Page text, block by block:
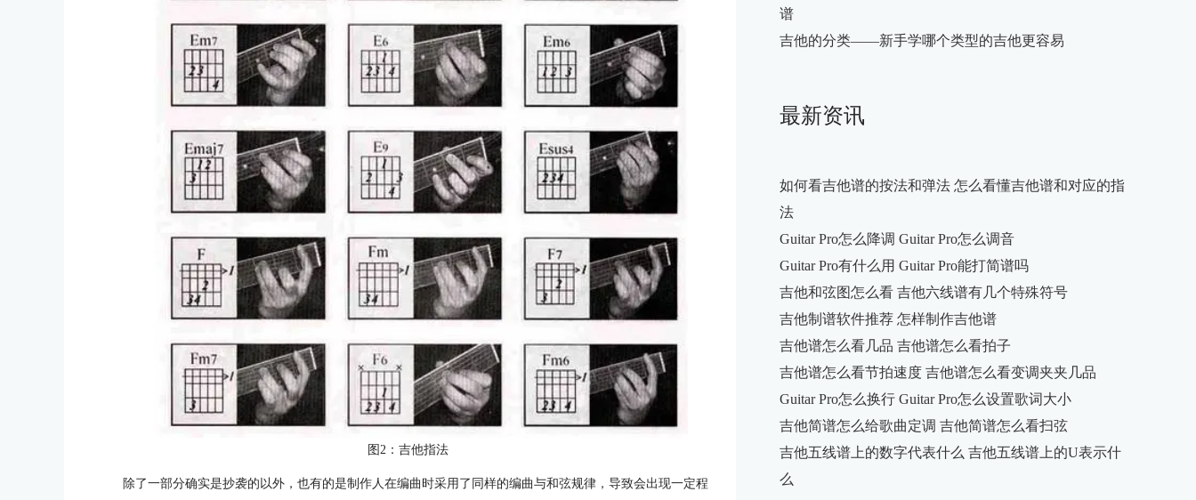
图2：吉他指法
除了一部分确实是抄袭的以外，也有的是制作人在编曲时采用了同样的编曲与和弦规律，导致会出现一定程
谱
吉他的分类——新手学哪个类型的吉他更容易
最新资讯
如何看吉他谱的按法和弹法 怎么看懂吉他谱和对应的指
法
Guitar Pro怎么降调 Guitar Pro怎么调音
Guitar Pro有什么用 Guitar Pro能打简谱吗
吉他和弦图怎么看 吉他六线谱有几个特殊符号
吉他制谱软件推荐 怎样制作吉他谱
吉他谱怎么看几品 吉他谱怎么看拍子
吉他谱怎么看节拍速度 吉他谱怎么看变调夹夹几品
Guitar Pro怎么换行 Guitar Pro怎么设置歌词大小
吉他简谱怎么给歌曲定调 吉他简谱怎么看扫弦
吉他五线谱上的数字代表什么 吉他五线谱上的U表示什
么